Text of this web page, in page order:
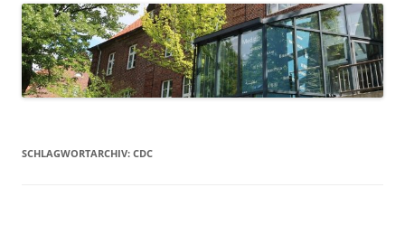
SCHLAGWORTARCHIV: CDC